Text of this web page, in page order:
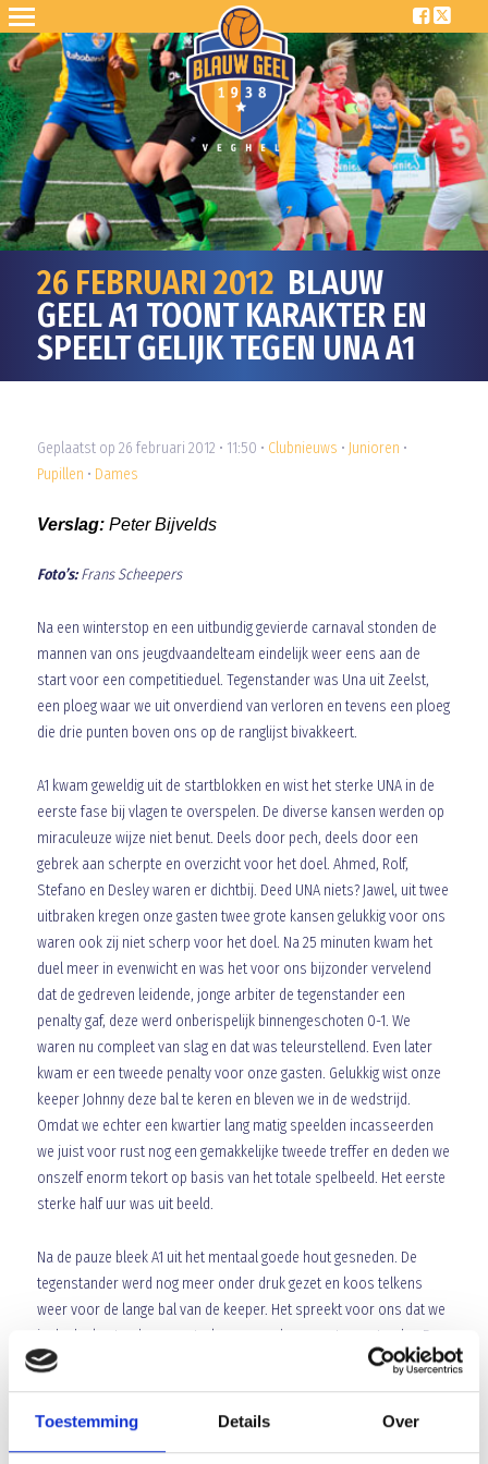
Toestemming Details Over
26 FEBRUARI 2012 BLAUW
GEEL A1 TOONT KARAKTER EN
SPEELT GELIJK TEGEN UNA A1
Geplaatst op 26 februari 2012 • 11:50 • Clubnieuws • Junioren •
Pupillen • Dames
Verslag:Peter Bijvelds
Foto’s:Frans Scheepers
Na een winterstop en een uitbundig gevierde carnaval stonden de
mannen van ons jeugdvaandelteam eindelijk weer eens aan de
start voor een competitieduel. Tegenstander was Una uit Zeelst,
een ploeg waar we uit onverdiend van verloren en tevens een ploeg
die drie punten boven ons op de ranglijst bivakkeert.
A1 kwam geweldig uit de startblokken en wist het sterke UNA in de
eerste fase bij vlagen te overspelen. De diverse kansen werden op
miraculeuze wijze niet benut. Deels door pech, deels door een
gebrek aan scherpte en overzicht voor het doel. Ahmed, Rolf,
Stefano en Desley waren er dichtbij. Deed UNA niets? Jawel, uit twee
uitbraken kregen onze gasten twee grote kansen gelukkig voor ons
waren ook zij niet scherp voor het doel. Na 25 minuten kwam het
duel meer in evenwicht en was het voor ons bijzonder vervelend
dat de gedreven leidende, jonge arbiter de tegenstander een
penalty gaf, deze werd onberispelijk binnengeschoten 0-1. We
waren nu compleet van slag en dat was teleurstellend. Even later
kwam er een tweede penalty voor onze gasten. Gelukkig wist onze
keeper Johnny deze bal te keren en bleven we in de wedstrijd.
Omdat we echter een kwartier lang matig speelden incasseerden
we juist voor rust nog een gemakkelijke tweede treffer en deden we
onszelf enorm tekort op basis van het totale spelbeeld. Het eerste
sterke half uur was uit beeld.
Na de pauze bleek A1 uit het mentaal goede hout gesneden. De
tegenstander werd nog meer onder druk gezet en koos telkens
weer voor de lange bal van de keeper. Het spreekt voor ons dat we
in de duels steeds weer sterker waren dan onze tegenstander. Een
prima feit omdat we dat niet altijd zo goed beheersen
(verdedigende duelkracht). Toch leek het niet te leiden tot het
voorkomen van een nederlaag omdat we de kansen niet benutten.